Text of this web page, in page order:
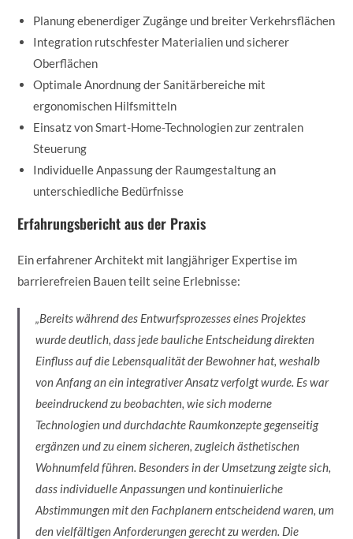
Planung ebenerdiger Zugänge und breiter Verkehrsflächen
Integration rutschfester Materialien und sicherer
Oberflächen
Optimale Anordnung der Sanitärbereiche mit
ergonomischen Hilfsmitteln
Einsatz von Smart-Home-Technologien zur zentralen
Steuerung
Individuelle Anpassung der Raumgestaltung an
unterschiedliche Bedürfnisse
Erfahrungsbericht aus der Praxis
Ein erfahrener Architekt mit langjähriger Expertise im
barrierefreien Bauen teilt seine Erlebnisse:
„Bereits während des Entwurfsprozesses eines Projektes
wurde deutlich, dass jede bauliche Entscheidung direkten
Einfluss auf die Lebensqualität der Bewohner hat, weshalb
von Anfang an ein integrativer Ansatz verfolgt wurde. Es war
beeindruckend zu beobachten, wie sich moderne
Technologien und durchdachte Raumkonzepte gegenseitig
ergänzen und zu einem sicheren, zugleich ästhetischen
Wohnumfeld führen. Besonders in der Umsetzung zeigte sich,
dass individuelle Anpassungen und kontinuierliche
Abstimmungen mit den Fachplanern entscheidend waren, um
den vielfältigen Anforderungen gerecht zu werden. Die